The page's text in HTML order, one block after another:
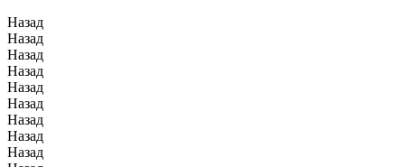
Назад
Назад
Назад
Назад
Назад
Назад
Назад
Назад
Назад